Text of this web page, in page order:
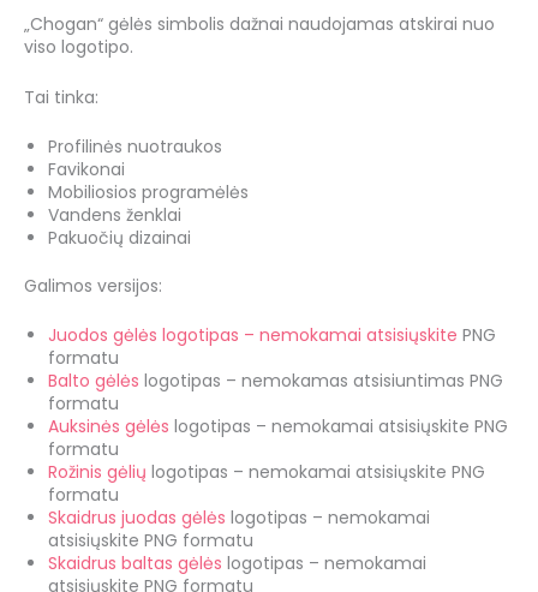
„Chogan“ gėlės simbolis dažnai naudojamas atskirai nuo
viso logotipo.
Tai tinka:
Profilinės nuotraukos
Favikonai
Mobiliosios programėlės
Vandens ženklai
Pakuočių dizainai
Galimos versijos:
Juodos gėlės logotipas – nemokamai atsisiųskite PNG
formatu
Balto gėlės logotipas – nemokamas atsisiuntimas PNG
formatu
Auksinės gėlės logotipas – nemokamai atsisiųskite PNG
formatu
Rožinis gėlių logotipas – nemokamai atsisiųskite PNG
formatu
Skaidrus juodas gėlės logotipas – nemokamai
atsisiųskite PNG formatu
Skaidrus baltas gėlės logotipas – nemokamai
atsisiųskite PNG formatu